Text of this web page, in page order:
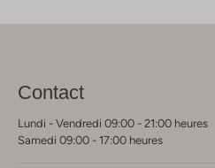
Contact
Lundi - Vendredi 09:00 - 21:00 heures
Samedi 09:00 - 17:00 heures